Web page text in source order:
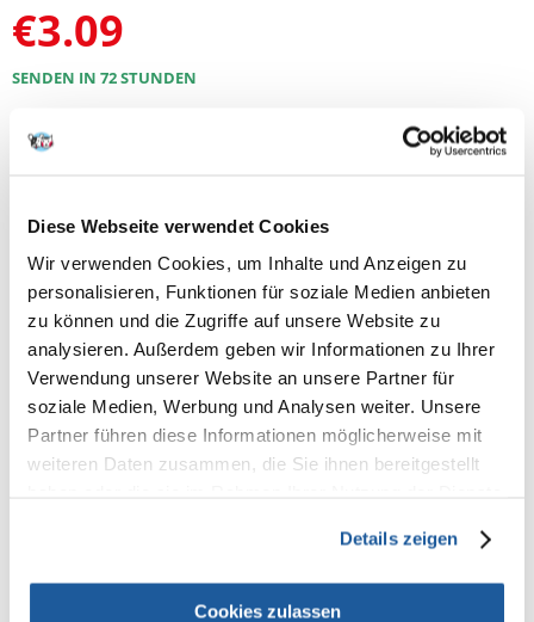
Diese Webseite verwendet Cookies
Wir verwenden Cookies, um Inhalte und Anzeigen zu
personalisieren, Funktionen für soziale Medien anbieten
zu können und die Zugriffe auf unsere Website zu
analysieren. Außerdem geben wir Informationen zu Ihrer
Verwendung unserer Website an unsere Partner für
soziale Medien, Werbung und Analysen weiter. Unsere
Partner führen diese Informationen möglicherweise mit
weiteren Daten zusammen, die Sie ihnen bereitgestellt
Details zeigen
Cookies zulassen
€3.09
SENDEN IN 72 STUNDEN
WEICHE BÜRSTE MIT REINIGUNGSKAMM
-weiche Drahtborsten
-mit Holzgriff/Metall
-bedecktes Haar und Unterwolle
Abmessungen: 9x13 cm
Fragen und Antworten (FAQ)